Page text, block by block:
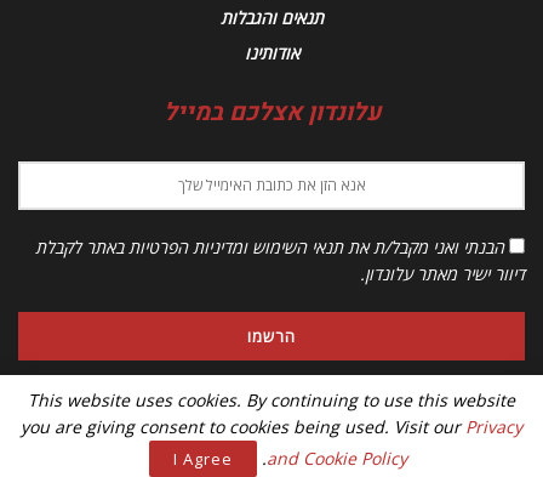
תנאים והגבלות
אודותינו
עלונדון אצלכם במייל
הבנתי ואני מקבל/ת את תנאי השימוש ומדיניות הפרטיות באתר לקבלת
דיוור ישיר מאתר עלונדון.
This website uses cookies. By continuing to use this website
you are giving consent to cookies being used. Visit ourPrivacy
and Cookie Policy
.
I Agree